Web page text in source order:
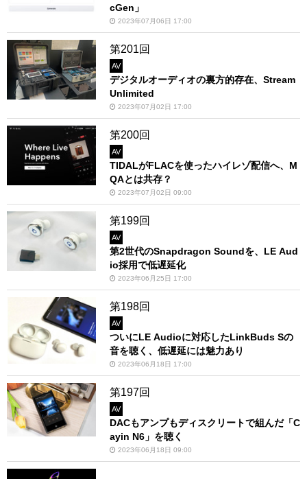
cGen」
2023年07月06日 17:00
第201回
AV
デジタルオーディオの裏方的存在、Stream
Unlimited
2023年07月02日 17:00
第200回
AV
TIDALがFLACを使ったハイレゾ配信へ、M
QAとは共存？
2023年07月02日 09:00
第199回
AV
第2世代のSnapdragon Soundを、LE Aud
io採用で低遅延化
2023年06月25日 17:00
第198回
AV
ついにLE Audioに対応したLinkBuds Sの
音を聴く、低遅延には魅力あり
2023年06月18日 17:00
第197回
AV
DACもアンプもディスクリートで組んだ「C
ayin N6」を聴く
2023年06月18日 09:00